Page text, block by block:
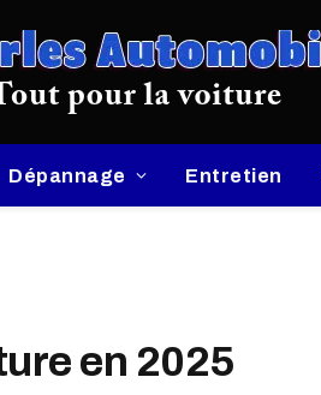
Dépannage Entretien
en 2025